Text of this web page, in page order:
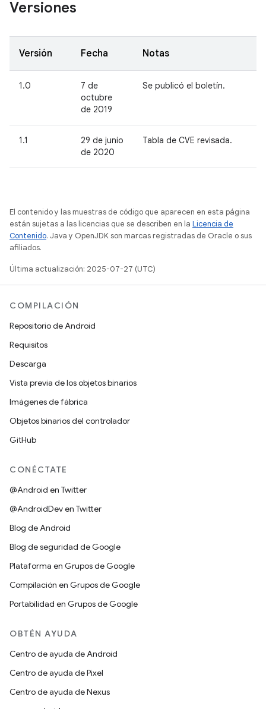
Versiones
Versión Fecha Notas
1.0
7 de
octubre
de 2019
Se publicó el boletín.
1.1
29 de junio
de 2020
Tabla de CVE revisada.
El contenido y las muestras de código que aparecen en esta página
están sujetas a las licencias que se describen en la Licencia de
Contenido. Java y OpenJDK son marcas registradas de Oracle o sus
afiliados.
Última actualización: 2025-07-27 (UTC)
COMPILACIÓN
Repositorio de Android
Requisitos
Descarga
Vista previa de los objetos binarios
Imágenes de fábrica
Objetos binarios del controlador
GitHub
CONÉCTATE
@Android en Twitter
@AndroidDev en Twitter
Blog de Android
Blog de seguridad de Google
Plataforma en Grupos de Google
Compilación en Grupos de Google
Portabilidad en Grupos de Google
OBTÉN AYUDA
Centro de ayuda de Android
Centro de ayuda de Pixel
Centro de ayuda de Nexus